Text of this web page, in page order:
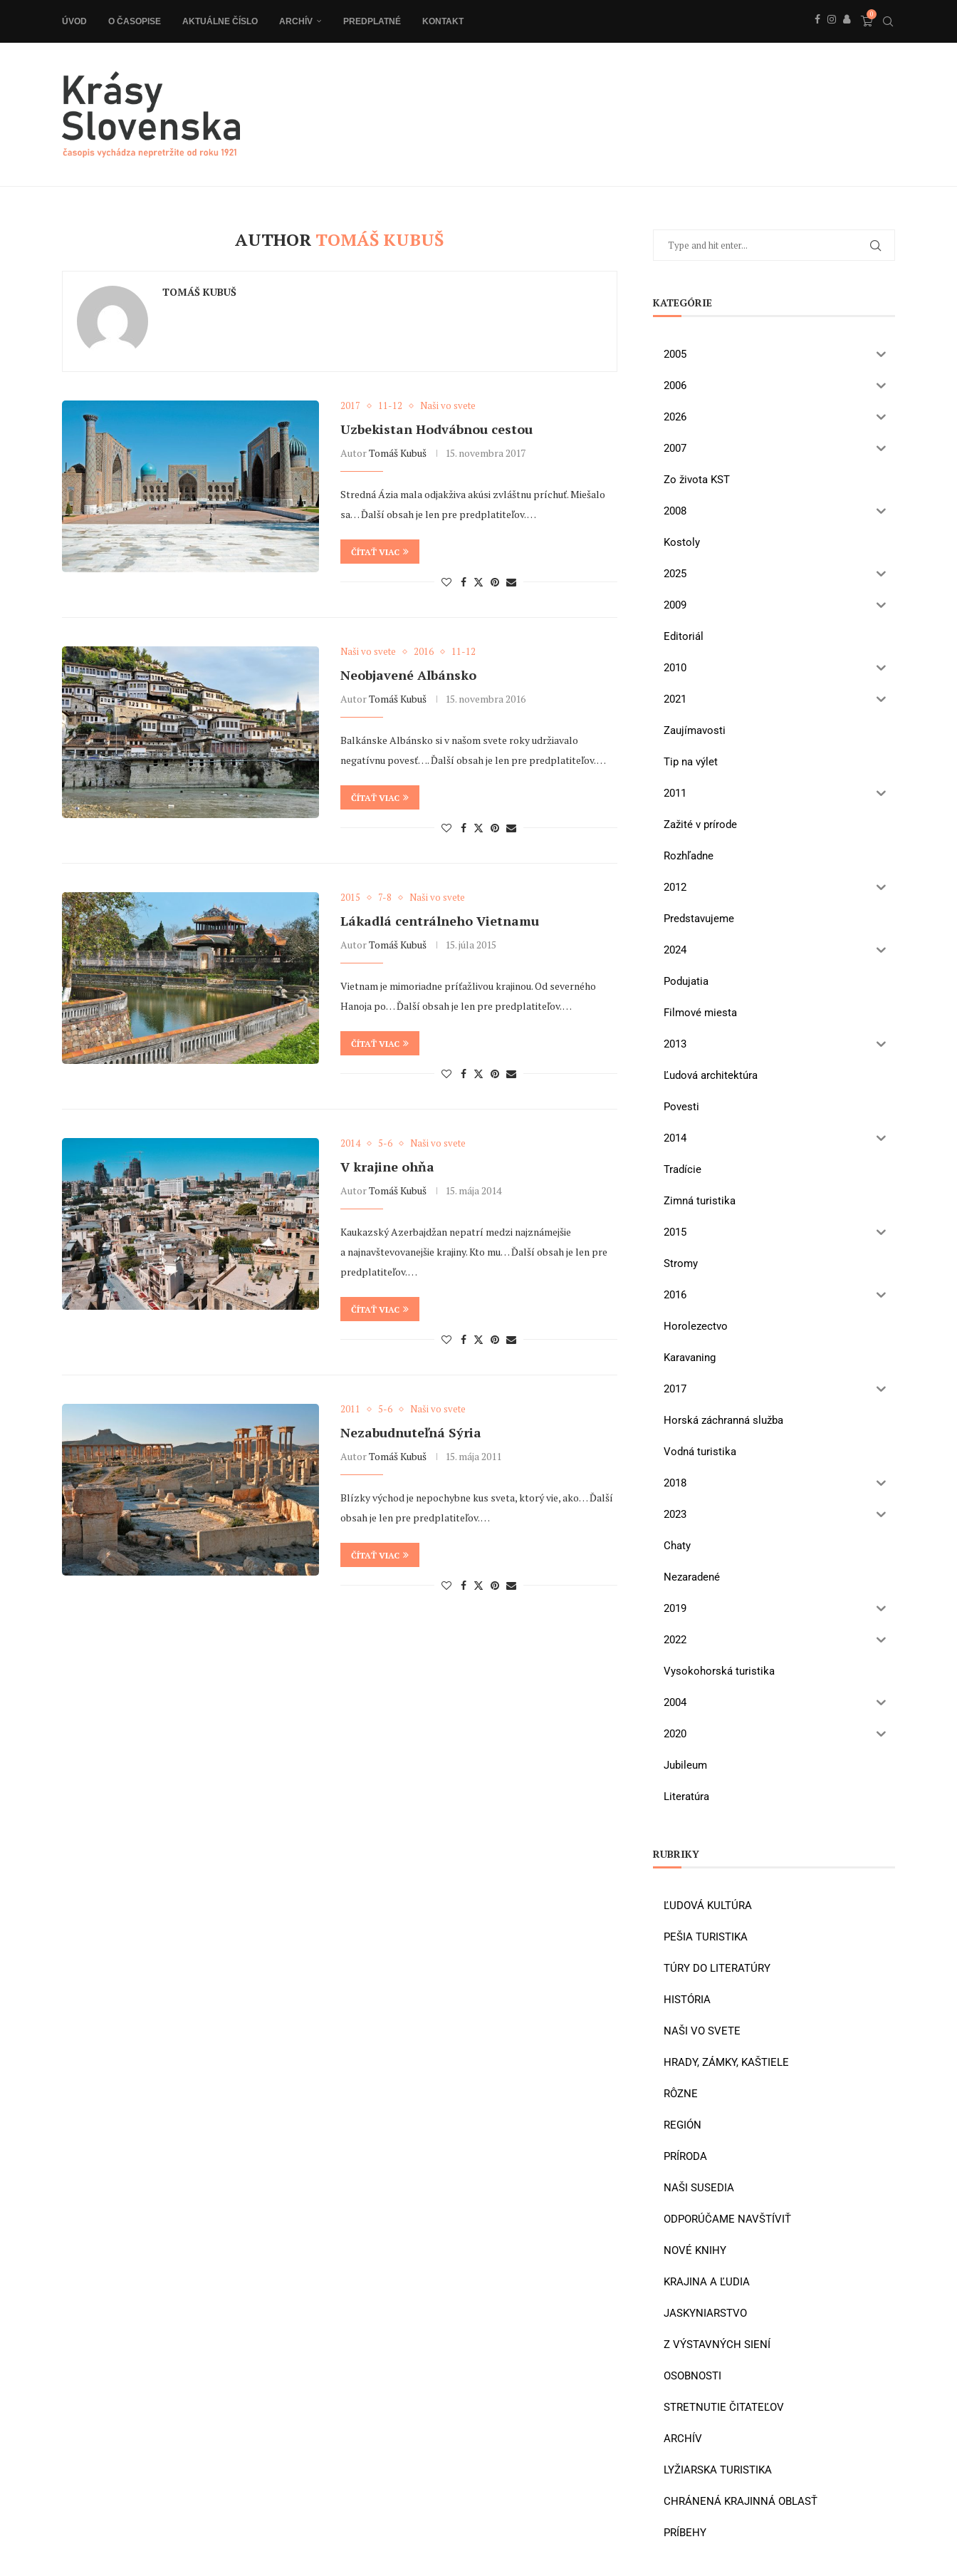
ÚVOD O ČASOPISE AKTUÁLNE ČÍSLO ARCHÍV PREDPLATNÉ KONTAKT
0
AUTHOR TOMÁŠ KUBUŠ
TOMÁŠ KUBUŠ
2017 11-12 Naši vo svete
Uzbekistan Hodvábnou cestou
AutorTomáš Kubuš 15. novembra 2017
Stredná Ázia mala odjakživa akúsi zvláštnu príchuť. Miešalo
sa… Ďalší obsah je len pre predplatiteľov. …
ČÍTAŤ VIAC
Naši vo svete 2016 11-12
Neobjavené Albánsko
AutorTomáš Kubuš 15. novembra 2016
Balkánske Albánsko si v našom svete roky udržiavalo
negatívnu povesť…. Ďalší obsah je len pre predplatiteľov. …
ČÍTAŤ VIAC
2015 7-8 Naši vo svete
Lákadlá centrálneho Vietnamu
AutorTomáš Kubuš 15. júla 2015
Vietnam je mimoriadne príťažlivou krajinou. Od severného
Hanoja po… Ďalší obsah je len pre predplatiteľov. …
ČÍTAŤ VIAC
2014 5-6 Naši vo svete
V krajine ohňa
AutorTomáš Kubuš 15. mája 2014
Kaukazský Azerbajdžan nepatrí medzi najznámejšie
a najnavštevovanejšie krajiny. Kto mu… Ďalší obsah je len pre
predplatiteľov. …
ČÍTAŤ VIAC
2011 5-6 Naši vo svete
Nezabudnuteľná Sýria
AutorTomáš Kubuš 15. mája 2011
Blízky východ je nepochybne kus sveta, ktorý vie, ako… Ďalší
obsah je len pre predplatiteľov. …
ČÍTAŤ VIAC
KATEGÓRIE
2005
2006
2026
2007
Zo života KST
2008
Kostoly
2025
2009
Editoriál
2010
2021
Zaujímavosti
Tip na výlet
2011
Zažité v prírode
Rozhľadne
2012
Predstavujeme
2024
Podujatia
Filmové miesta
2013
Ľudová architektúra
Povesti
2014
Tradície
Zimná turistika
2015
Stromy
2016
Horolezectvo
Karavaning
2017
Horská záchranná služba
Vodná turistika
2018
2023
Chaty
Nezaradené
2019
2022
Vysokohorská turistika
2004
2020
Jubileum
Literatúra
RUBRIKY
ĽUDOVÁ KULTÚRA
PEŠIA TURISTIKA
TÚRY DO LITERATÚRY
HISTÓRIA
NAŠI VO SVETE
HRADY, ZÁMKY, KAŠTIELE
RÔZNE
REGIÓN
PRÍRODA
NAŠI SUSEDIA
ODPORÚČAME NAVŠTÍVIŤ
NOVÉ KNIHY
KRAJINA A ĽUDIA
JASKYNIARSTVO
Z VÝSTAVNÝCH SIENÍ
OSOBNOSTI
STRETNUTIE ČITATEĽOV
ARCHÍV
LYŽIARSKA TURISTIKA
CHRÁNENÁ KRAJINNÁ OBLASŤ
PRÍBEHY